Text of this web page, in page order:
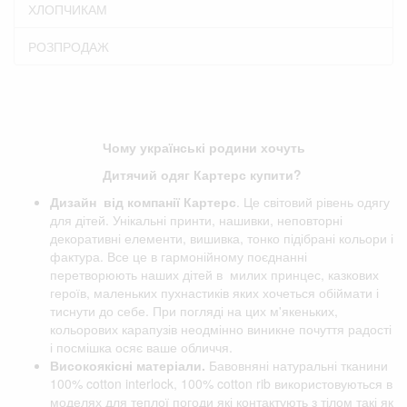
ХЛОПЧИКАМ
РОЗПРОДАЖ
Чому українські родини хочуть
Дитячий одяг Картерс купити?
Дизайн від компанії Картерс . Це світовий рівень одягу
для дітей. Унікальні принти, нашивки, неповторні
декоративні елементи, вишивка, тонко підібрані кольори і
фактура. Все це в гармонійному поєднанні
перетворюють наших дітей в милих принцес, казкових
героїв, маленьких пухнастиків яких хочеться обіймати і
тиснути до себе. При погляді на цих м'якеньких,
кольорових карапузів неодмінно виникне почуття радості
і посмішка осяє ваше обличчя.
Високоякісні матеріали. Бавовняні натуральні тканини
100% cotton interlock, 100% cotton rib використовуються в
моделях для теплої погоди які контактують з тілом такі як